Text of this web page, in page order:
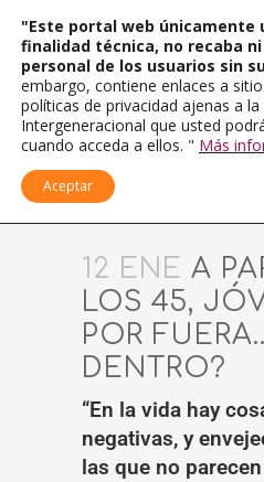
12 ENE A
LOS 45,
POR
DENTRO?
“En la vida hay
negativas, y
las que no
"Este portal web únicamente
finalidad técnica, no recaba
personal de los usuarios sin
embargo, contiene enlaces a
políticas de privacidad ajenas a la
Intergeneracional que usted
cuando acceda a ellos. " Más
Aceptar